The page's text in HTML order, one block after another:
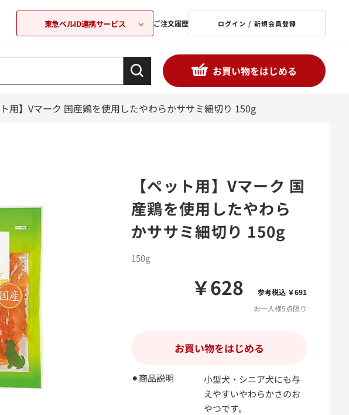
東急ベルID連携サービス ご注文履歴 ログイン / 新規会員登録
お買い物をはじめる
ト用】Vマーク 国産鶏を使用したやわらかササミ細切り 150g
⚫︎商品説明
小型犬・シニア犬にも与
えやすいやわらかさのお
やつです。
【ペット用】Vマーク 国
産鶏を使用したやわら
かササミ細切り 150g
￥628
参考税込 ￥691
お一人様5点限り
150g
お買い物をはじめる